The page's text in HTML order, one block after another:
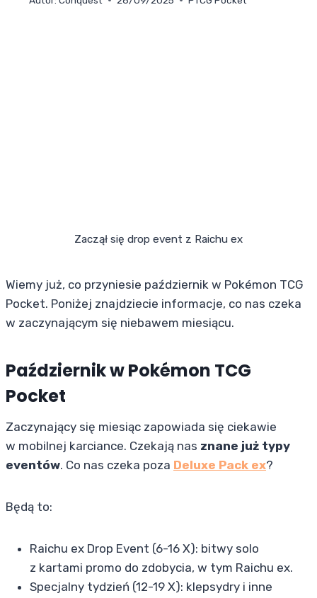
Zaczął się drop event z Raichu ex
Wiemy już, co przyniesie październik w Pokémon TCG
Pocket. Poniżej znajdziecie informacje, co nas czeka
w zaczynającym się niebawem miesiącu.
Październik w Pokémon TCG
Pocket
Zaczynający się miesiąc zapowiada się ciekawie
w mobilnej karciance. Czekają nas znane już typy
eventów. Co nas czeka poza Deluxe Pack ex?
Będą to:
Raichu ex Drop Event (6-16 X): bitwy solo
z kartami promo do zdobycia, w tym Raichu ex.
Specjalny tydzień (12-19 X): klepsydry i inne